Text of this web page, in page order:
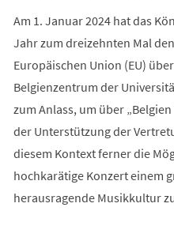
Am 1. Januar 2024 hat das
Jahr zum dreizehnten Mal
Europäischen Union (EU)
Belgienzentrum der
zum Anlass, um über
der Unterstützung der
diesem Kontext ferner die
hochkarätige Konzert einem
herausragende Musikkultur